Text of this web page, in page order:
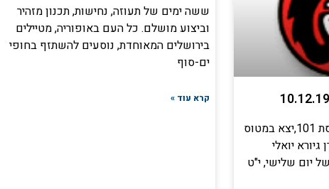
רס"ן עודד מרום,מפקד טייסת 101,יצא במטוס
גיורא יואלי
יום שלישי, י"ט
ששה ימים של תעוזה, נחישות, תכנון מזהיר
וביצוע מושלם. כל העם באופוריה, מטיילים
בירושלים המאוחדת, נוסעים להשתזף בחופי
ים-סוף
קרא עוד »